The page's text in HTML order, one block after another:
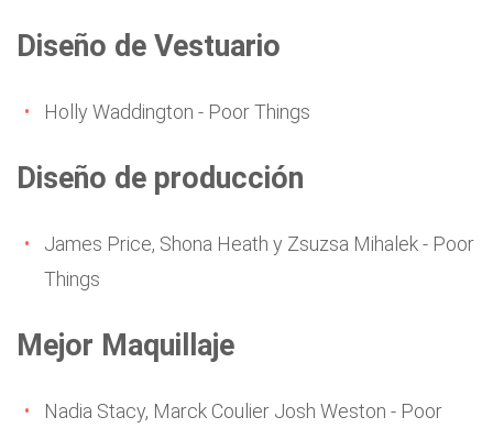
Diseño de Vestuario
Holly Waddington - Poor Things
Diseño de producción
James Price, Shona Heath y Zsuzsa Mihalek - Poor
Things
Mejor Maquillaje
Nadia Stacy, Marck Coulier Josh Weston - Poor